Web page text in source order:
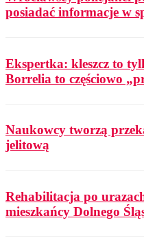
posiadać informacje w
Ekspertka: kleszcz to
Borrelia to częściowo
Naukowcy tworzą
jelitową
Rehabilitacja po
mieszkańcy Dolnego